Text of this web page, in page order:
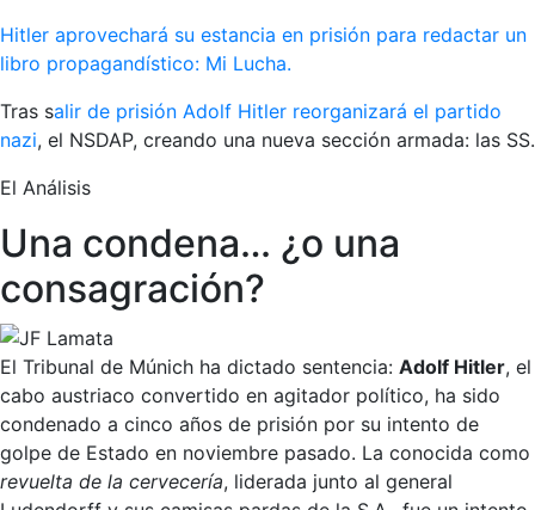
Hitler aprovechará su estancia en prisión para redactar un
libro propagandístico: Mi Lucha.
Tras salir de prisión Adolf Hitler reorganizará el partido
nazi, el NSDAP, creando una nueva sección armada: las SS.
El Análisis
Una condena… ¿o una
consagración?
El Tribunal de Múnich ha dictado sentencia: Adolf Hitler, el
cabo austriaco convertido en agitador político, ha sido
condenado a cinco años de prisión por su intento de
golpe de Estado en noviembre pasado. La conocida como
revuelta de la cervecería, liderada junto al general